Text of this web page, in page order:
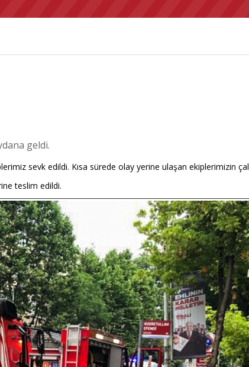
geldi.
sevk edildi. Kısa sürede olay yerine ulaşan ekiplerimizin
teslim edildi.